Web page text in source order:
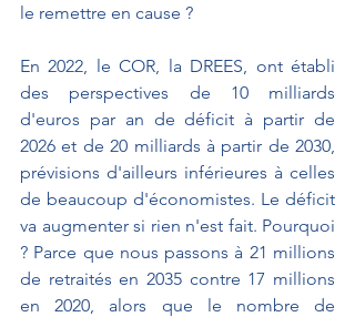
le remettre en cause ?
En 2022, le COR, la DREES, ont établi
des perspectives de 10 milliards
d'euros par an de déficit à partir de
2026 et de 20 milliards à partir de 2030,
prévisions d'ailleurs inférieures à celles
de beaucoup d'économistes. Le déficit
va augmenter si rien n'est fait. Pourquoi
? Parce que nous passons à 21 millions
de retraités en 2035 contre 17 millions
en 2020, alors que le nombre de